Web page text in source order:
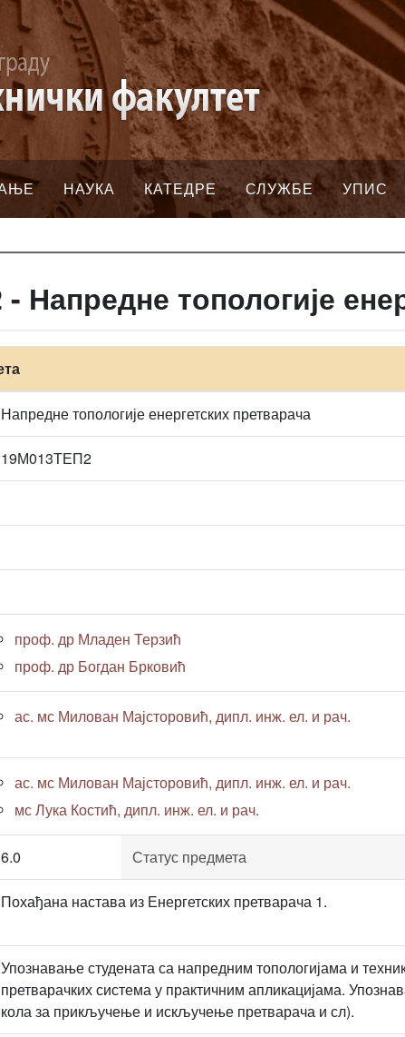
НАУКА КАТЕДРЕ СЛУЖБЕ УПИС
Напредне топологије
Напредне топологије енергетских претварача
19М013ТЕП2
проф. др Младен Терзић
проф. др Богдан Брковић
ас. мс Милован Мајсторовић, дипл. инж. ел. и рач.
ас. мс Милован Мајсторовић, дипл. инж. ел. и рач.
мс Лука Костић, дипл. инж. ел. и рач.
6.0 Статус предмета
Похађана настава из Енергетских претварача 1.
Упознавање студената са напредним топологијама и
претварачких система у практичним апликацијама.
кола за прикључење и искључење претварача и сл).